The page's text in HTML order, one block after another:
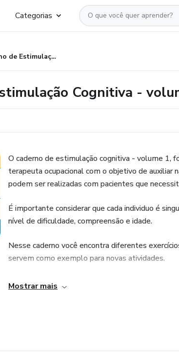
Categorias
Caderno de Estimulação Cognitiva - volume 1
Cognitiva -
O caderno de estimulação cognitiva - volume 1,
terapeuta ocupacional com o objetivo de auxiliar
podem ser realizadas com pacientes que
É importante considerar que cada individuo é
nível de dificuldade, compreensão e idade.
Nesse caderno você encontra diferentes
servem como exemplo para novas atividades.
É aconselhável a aplicação por um adulto.
Mostrar mais